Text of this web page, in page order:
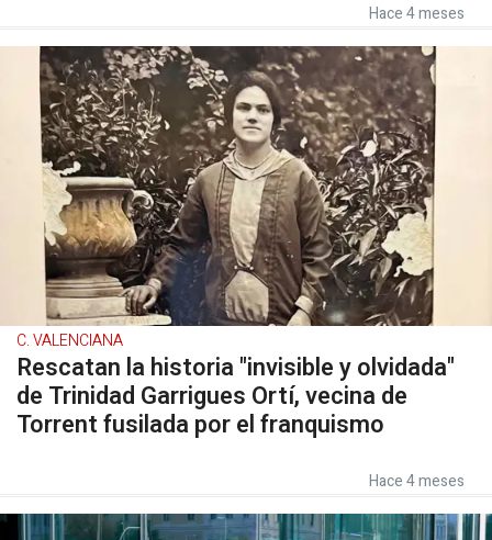
Hace 4 meses
C. VALENCIANA
Rescatan la historia "invisible y olvidada"
de Trinidad Garrigues Ortí, vecina de
Torrent fusilada por el franquismo
Hace 4 meses